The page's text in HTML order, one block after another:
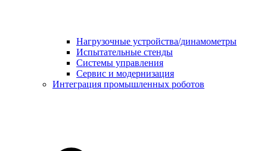
Нагрузочные устройства/динамометры
Испытательные стенды
Системы управления
Сервис и модернизация
Интеграция промышленных роботов